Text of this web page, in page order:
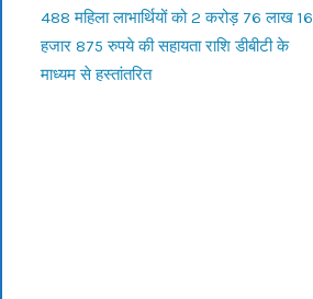
488 महिला लाभार्थियों को 2 करोड़ 76 लाख 16
हजार 875 रुपये की सहायता राशि डीबीटी के
माध्यम से हस्तांतरित